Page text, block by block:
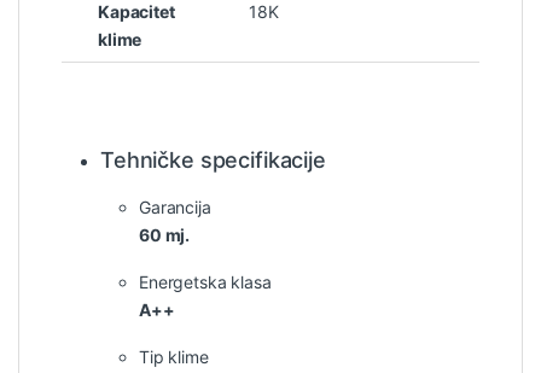
Kapacitet
klime
18K
Tehničke specifikacije
Garancija
60 mj.
Energetska klasa
A++
Tip klime